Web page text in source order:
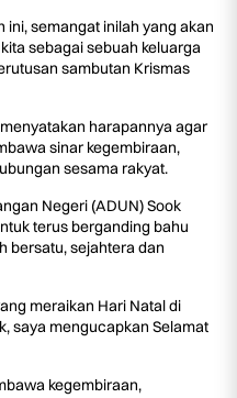
ini, semangat inilah yang akan
sebagai sebuah keluarga
sambutan Krismas
harapannya agar
sinar kegembiraan,
sesama rakyat.
Negeri (ADUN) Sook
terus berganding bahu
bersatu, sejahtera dan
meraikan Hari Natal di
saya mengucapkan Selamat
kegembiraan,